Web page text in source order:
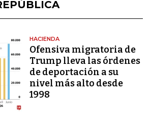
HACIENDA
Ofensiva migratoria de
Trump lleva las órdenes
de deportación a su
nivel más alto desde
1998